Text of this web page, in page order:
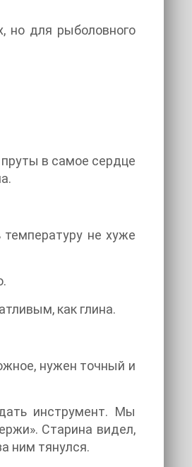
но для рыболовного
в самое сердце
не хуже
как глина.
нужен точный и
инструмент. Мы
Старина видел,
ним тянулся.